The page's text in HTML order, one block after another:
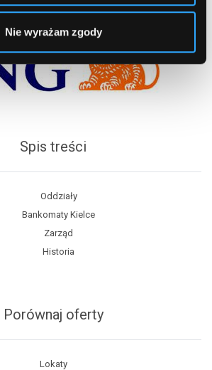
Nie wyrażam zgody
Spis treści
Oddziały
Bankomaty Kielce
Zarząd
Historia
Porównaj oferty
Lokaty